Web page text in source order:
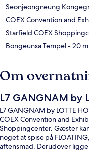
Seonjeongneung
COEX Convention and
Starfield COEX
Bongeunsa Tempel- 20
Om
L7 GANGNAM by
L7 GANGNAM by LOTTE
COEX Convention and
Shoppingcenter. Gæster
noget at spise på
aftensmad. Derudover